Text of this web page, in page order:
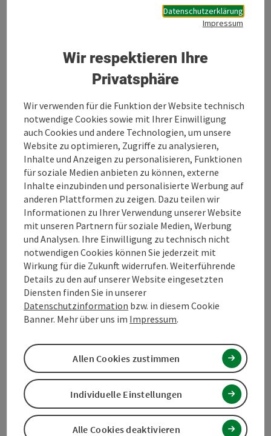
Tourismusverband Mühlviertel
Podcast anhören
Bio.Genuss im Mühlviertel
– wo Herkunft erlebbar
wird
Bio.Genuss heißt der Herkunft ganz nahe zu
kommen. Dort, wo biologische
Lebensmittel wachsen, reifen und mit
Datenschutzerklärung
Impressum
Wir respektieren Ihre
Privatsphäre
Wir verwenden für die Funktion der Website technisch
notwendige Cookies sowie mit Ihrer Einwilligung
auch Cookies und andere Technologien, um unsere
Website zu optimieren, Zugriffe zu analysieren,
Inhalte und Anzeigen zu personalisieren, Funktionen
für soziale Medien anbieten zu können, externe
Inhalte einzubinden und personalisierte Werbung auf
anderen Plattformen zu zeigen. Dazu teilen wir
Informationen zu Ihrer Verwendung unserer Website
mit unseren Partnern für soziale Medien, Werbung
und Analysen. Ihre Einwilligung zu technisch nicht
notwendigen Cookies können Sie jederzeit mit
Wirkung für die Zukunft widerrufen. Weiterführende
Details zu den auf unserer Website eingesetzten
Diensten finden Sie in unserer
Datenschutzinformation bzw. in diesem Cookie
Banner. Mehr über uns im Impressum.
Alle Cookies deaktivieren
Individuelle Einstellungen
Allen Cookies zustimmen